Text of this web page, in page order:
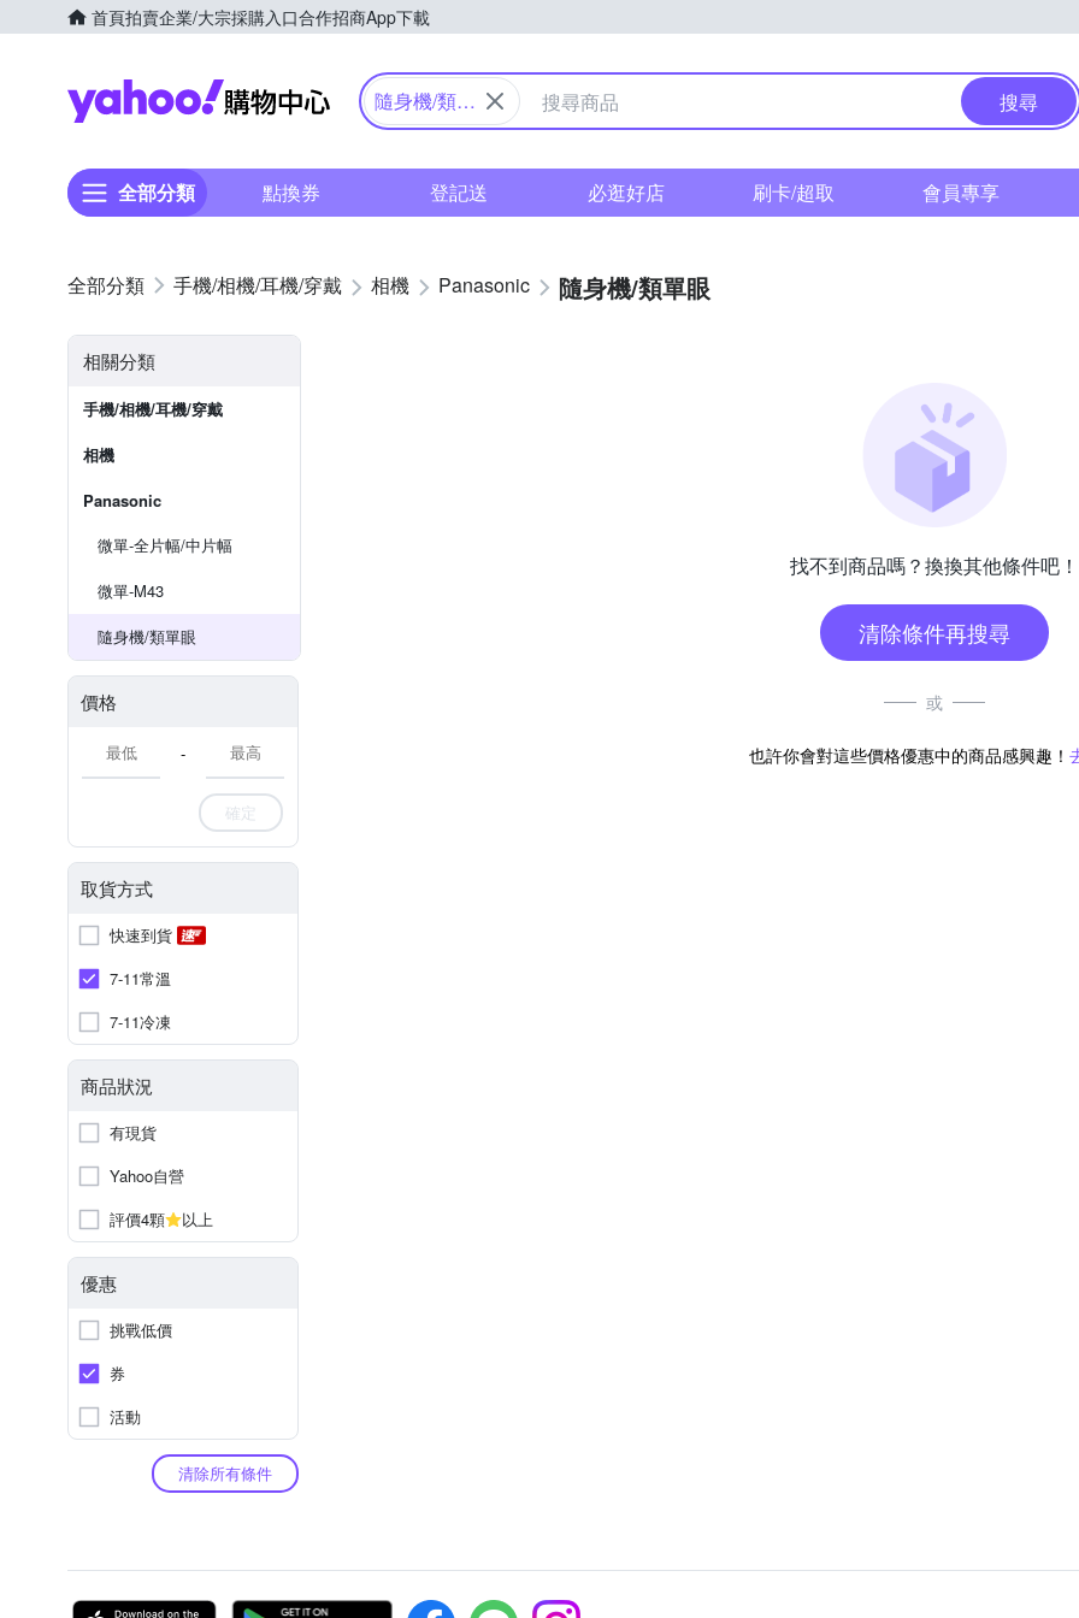
首頁拍賣企業/大宗採購入口合作招商App下載
Yahoo購物中心
隨身機/類單
搜尋
全部分類 點換券 登記送 必逛好店 刷卡/超取 會員專享
手機/相機/耳機/穿戴 相機 Panasonic 隨身機/類單眼
相關分類
手機/相機/耳機/穿戴
相機
Panasonic
微單-全片幅/中片幅
微單-M43
隨身機/類單眼
價格
-
確定
取貨方式
快速到貨
7-11常溫
7-11冷凍
商品狀況
有現貨
Yahoo自營
評價4顆
以上
優惠
挑戰低價
券
活動
清除所有條件
找不到商品嗎？換換其他條件吧！
清除條件再搜尋
或
也許你會對這些價格優惠中的商品感興趣！